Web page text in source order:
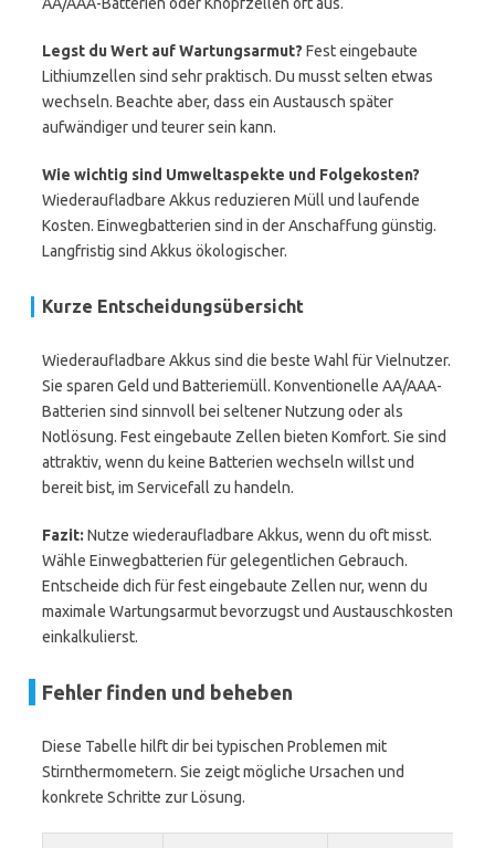
Legst du Wert auf Wartungsarmut? Fest eingebaute
Lithiumzellen sind sehr praktisch. Du musst selten etwas
wechseln. Beachte aber, dass ein Austausch später
aufwändiger und teurer sein kann.
Wie wichtig sind Umweltaspekte und Folgekosten?
Wiederaufladbare Akkus reduzieren Müll und laufende
Kosten. Einwegbatterien sind in der Anschaffung günstig.
Langfristig sind Akkus ökologischer.
Kurze Entscheidungsübersicht
Wiederaufladbare Akkus sind die beste Wahl für Vielnutzer.
Sie sparen Geld und Batteriemüll. Konventionelle AA/AAA-
Batterien sind sinnvoll bei seltener Nutzung oder als
Notlösung. Fest eingebaute Zellen bieten Komfort. Sie sind
attraktiv, wenn du keine Batterien wechseln willst und
bereit bist, im Servicefall zu handeln.
Fazit: Nutze wiederaufladbare Akkus, wenn du oft misst.
Wähle Einwegbatterien für gelegentlichen Gebrauch.
Entscheide dich für fest eingebaute Zellen nur, wenn du
maximale Wartungsarmut bevorzugst und Austauschkosten
einkalkulierst.
Fehler finden und beheben
Diese Tabelle hilft dir bei typischen Problemen mit
Stirnthermometern. Sie zeigt mögliche Ursachen und
konkrete Schritte zur Lösung.